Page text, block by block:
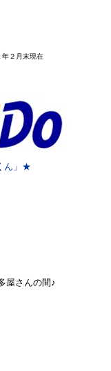
年２月末現在
ん」★
屋さんの間♪